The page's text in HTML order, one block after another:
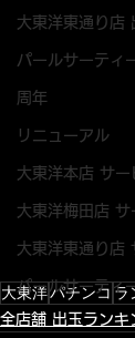
大東洋東通り店
パールサーティ
周年
リニューアル
大東洋本店 サー
大東洋梅田店 サ
大東洋東通り店
パールサーティ
大東洋パチンコ ラ
全店舗 出玉ランキ